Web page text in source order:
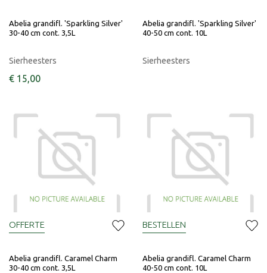
Abelia grandifl. 'Sparkling Silver'
30-40 cm cont. 3,5L
Sierheesters
€ 15,00
Abelia grandifl. 'Sparkling Silver'
40-50 cm cont. 10L
Sierheesters
Abelia grandifl. Caramel Charm
30-40 cm cont. 3,5L
OFFERTE
Abelia grandifl. Caramel Charm
40-50 cm cont. 10L
BESTELLEN